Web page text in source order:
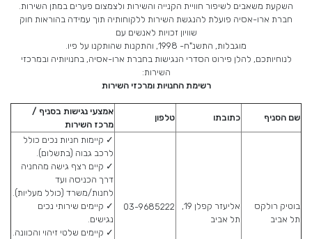
השקעת משאבים לשיפור חוויית הקנייה והשירות ולצמצום פערים במתן השירות.
חברת ארו-אסיה פועלת להנגשת השירות ללקוחותיה תוך עמידה בהוראות חוק
שוויון זכויות לאנשים עם
מוגבלות, התשנ"ח- 1998, והתקנות שהותקנו על פיו.
לנוחיותכם, להלן פירוט הסדרי הנגישות בחברת ארו-אסיה, בחנויותיה ובמרכזי
השירות:
רשימת החנויות ומרכזי השירות
שם הסניף כתובתו טלפון
אמצעי נגישות בסניף /
מרכז השירות
בוטיק רולקס
תל אביב
אליעזר קפלן 19,
תל אביב
03-9685222
✓ קיימות חניות נכים כולל
לרכב גבוה (בתשלום).
✓ קיים רצף גישה מהחניה
דרך הכניסה ועד
לחנות/משרד (כולל מעליות).
✓ קיימים שירותי נכים
נגישים.
✓ קיימים שלטי זיהוי והכוונה.